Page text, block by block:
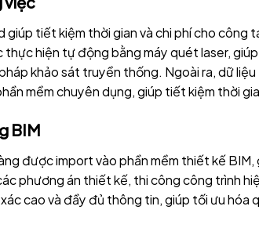
giúp tiết kiệm thời gian và chi phí cho công
hiện tự động bằng máy quét laser,
khảo sát truyền thống. Ngoài ra, dữ
mềm chuyên dụng, giúp tiết kiệm thời
BIM
được import vào phần mềm thiết kế BIM,
phương án thiết kế, thi công công trình
cao và đầy đủ thông tin, giúp tối ưu hóa